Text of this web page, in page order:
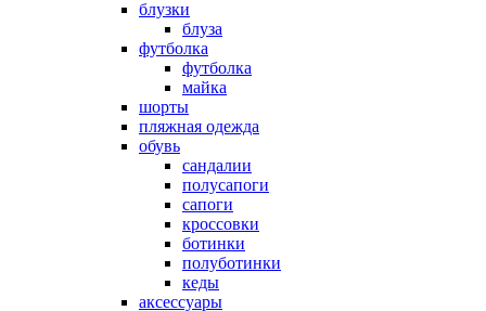
блузки
блуза
футболка
футболка
майка
шорты
пляжная одежда
oбувь
сандалии
полусапоги
сапоги
кроссовки
ботинки
полуботинки
кеды
аксессуары